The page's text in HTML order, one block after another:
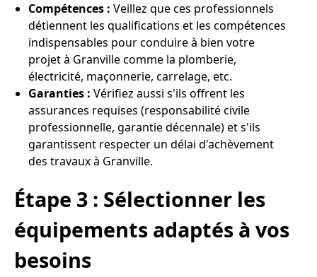
Compétences : Veillez que ces professionnels
détiennent les qualifications et les compétences
indispensables pour conduire à bien votre
projet à Granville comme la plomberie,
électricité, maçonnerie, carrelage, etc.
Garanties : Vérifiez aussi s'ils offrent les
assurances requises (responsabilité civile
professionnelle, garantie décennale) et s'ils
garantissent respecter un délai d'achèvement
des travaux à Granville.
Étape 3 : Sélectionner les
équipements adaptés à vos
besoins